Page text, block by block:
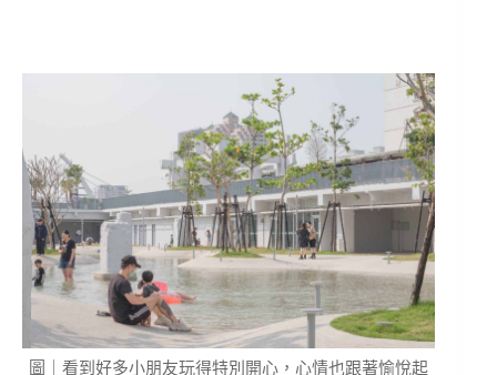
圖｜看到好多小朋友玩得特別開心，心情也跟著愉悅起